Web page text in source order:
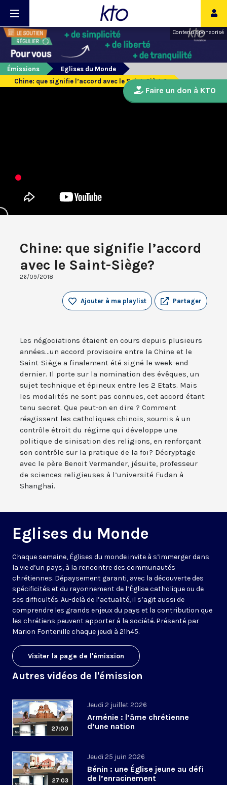
Contenu sponsorisé
Émissions
Eglises du Monde
Chine: que signifie l’accord avec le Saint-Siège?
Chine: que signifie l’accord
avec le Saint-Siège?
26/09/2018
Partager
Ajouter à ma playlist
Les négociations étaient en cours depuis plusieurs
années...un accord provisoire entre la Chine et le
Saint-Siège a finalement été signé le week-end
dernier. Il porte sur la nomination des évêques, un
sujet technique et épineux entre les 2 Etats. Mais
les modalités ne sont pas connues, cet accord étant
tenu secret. Que peut-on en dire ? Comment
réagissent les catholiques chinois, soumis à un
contrôle étroit du régime qui développe une
politique de sinisation des religions, en renforçant
son contrôle sur la pratique de la foi? Décryptage
avec le père Benoit Vermander, jésuite, professeur
de sciences religieuses à l’université Fudan à
Shanghai.
Eglises du Monde
Chaque semaine, Églises du monde invite à s’immerger dans
la vie d’un pays, à la rencontre des communautés
chrétiennes. Dépaysement garanti, avec la découverte des
spécificités et du rayonnement de l’Église catholique ou de
ses difficultés. Au-delà de l’actualité, il s’agit aussi de
comprendre les grands enjeux du pays et la contribution que
les chrétiens peuvent apporter à la société. Présenté par
Marion Fontenille chaque jeudi à 21h45.
Visiter la page de l'émission
Autres vidéos de l'émission
27:00
Jeudi 2 juillet 2026
Arménie : l’âme chrétienne
d’une nation
27:03
Jeudi 25 juin 2026
Bénin : une Église jeune au défi
de l’enracinement
Faire un don à KTO